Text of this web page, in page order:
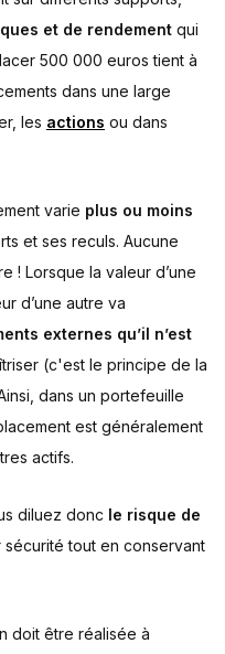
et de rendement qui
500 000 euros tient à
dans une large
les actions ou dans
varie plus ou moins
et ses reculs. Aucune
! Lorsque la valeur d’une
d’une autre va
externes qu’il n’est
(c'est le principe de la
dans un portefeuille
est généralement
actifs.
diluez donc le risque de
sécurité tout en conservant
doit être réalisée à